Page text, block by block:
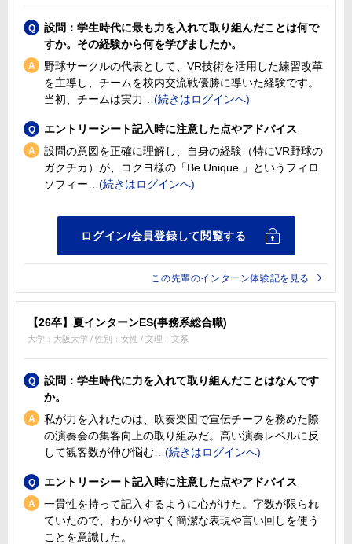
設問：学生時代に最も力を入れて取り組んだことは何で
すか。その経験から何を学びましたか。
野球サークルの代表として、VR技術を活用した練習改革
を主導し、チームを校内交流戦優勝に導いた経験です。
当初、チームは実力
エントリーシート記入時に注意した点やアドバイス
設問の意図を正確に理解し、自身の経験（特にVR野球の
ガクチカ）が、コクヨ様の「Be Unique.」というフィロ
ソフィー
この先輩のインターン体験記を見る
【26卒】夏インターンES(事務系総合職)
大学：大阪大学 / 性別：女性 / 文理：文系
設問：学生時代に力を入れて取り組んだことはなんです
か。
私が力を入れたのは、吹奏楽団で宣伝チーフを務めた際
の演奏会の集客向上の取り組みだ。高い演奏レベルに反
して観客数が伸び悩む
エントリーシート記入時に注意した点やアドバイス
一貫性を持って記入するように心がけた。字数が限られ
ていたので、わかりやすく簡潔な表現や言い回しを使う
ことを意識した。